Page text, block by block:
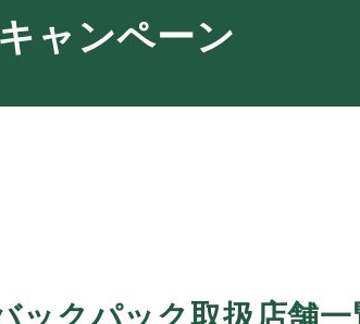
キャンペーン
ックパック取扱店舗一